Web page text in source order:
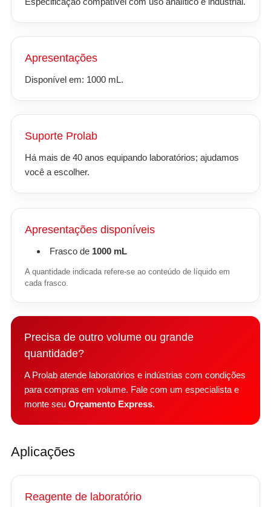
Apresentações
Disponível em: 1000 mL.
Suporte Prolab
Há mais de 40 anos equipando laboratórios; ajudamos
você a escolher.
Apresentações disponíveis
Frasco de 1000 mL
A quantidade indicada refere-se ao conteúdo de líquido em
cada frasco.
Precisa de outro volume ou grande
quantidade?
A Prolab atende laboratórios e indústrias com condições
para compras em volume. Fale com um especialista e
monte seu Orçamento Express.
Aplicações
Reagente de laboratório